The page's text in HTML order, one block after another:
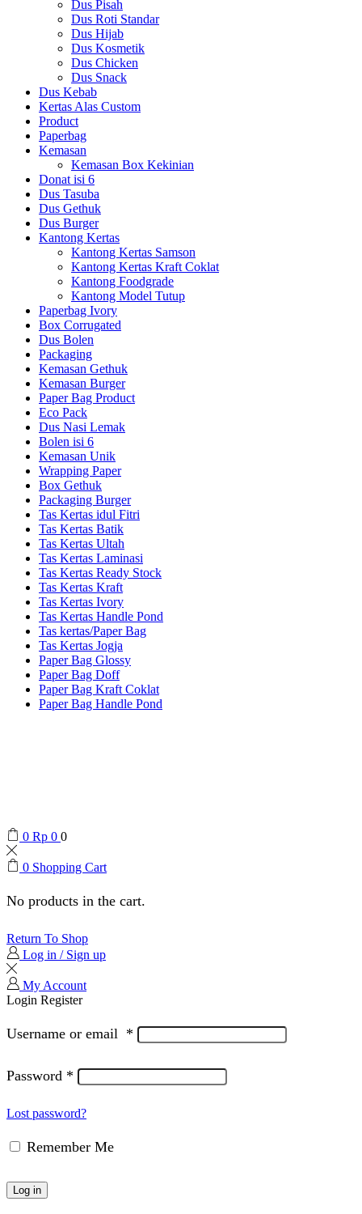
Dus Pisah
Dus Roti Standar
Dus Hijab
Dus Kosmetik
Dus Chicken
Dus Snack
Dus Kebab
Kertas Alas Custom
Product
Paperbag
Kemasan
Kemasan Box Kekinian
Donat isi 6
Dus Tasuba
Dus Gethuk
Dus Burger
Kantong Kertas
Kantong Kertas Samson
Kantong Kertas Kraft Coklat
Kantong Foodgrade
Kantong Model Tutup
Paperbag Ivory
Box Corrugated
Dus Bolen
Packaging
Kemasan Gethuk
Kemasan Burger
Paper Bag Product
Eco Pack
Dus Nasi Lemak
Bolen isi 6
Kemasan Unik
Wrapping Paper
Box Gethuk
Packaging Burger
Tas Kertas idul Fitri
Tas Kertas Batik
Tas Kertas Ultah
Tas Kertas Laminasi
Tas Kertas Ready Stock
Tas Kertas Kraft
Tas Kertas Ivory
Tas Kertas Handle Pond
Tas kertas/Paper Bag
Tas Kertas Jogja
Paper Bag Glossy
Paper Bag Doff
Paper Bag Kraft Coklat
Paper Bag Handle Pond
0 Rp 0 0
0 Shopping Cart
No products in the cart.
Return To Shop
Log in / Sign up
My Account
Login Register
Username or email *
Password *
Lost password?
Remember Me
Log in